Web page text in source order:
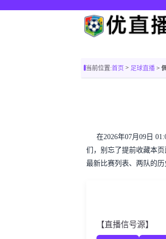
当前位置:首页 > 足球直播 >
在2026年07月09日
们，别忘了提前收藏本
最新比赛列表、两队的
【直播信号源】